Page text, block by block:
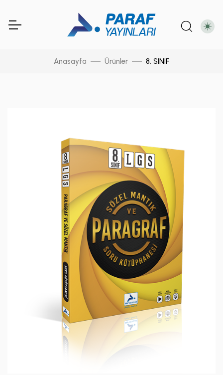
Anasayfa Ürünler 8. SINIF